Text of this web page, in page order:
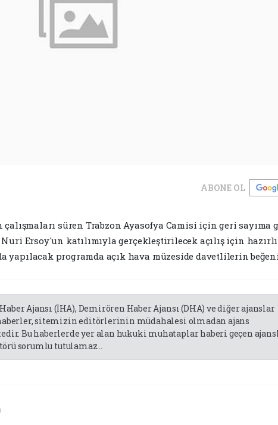
ABONE OL
süren Trabzon Ayasofya Camisi için geri sayıma
Ersoy'un katılımıyla gerçekleştirilecek açılış için
yapılacak programda açık hava müzeside davetlilerin
Ajansı (İHA), Demirören Haber Ajansı (DHA) ve diğer ajanslar
sitemizin editörlerinin müdahalesi olmadan ajans
Bu haberlerde yer alan hukuki muhataplar haberi geçen
sorumlu tutulamaz...